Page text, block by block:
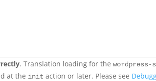
should be loaded at the
action or
public_html/wp-includes/
. Translation loading for the wordpress-
at the init action or later. Please see